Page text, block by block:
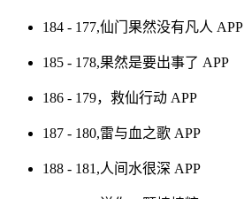
184 - 177,仙门果然没有凡人 APP
185 - 178,果然是要出事了 APP
186 - 179，救仙行动 APP
187 - 180,雷与血之歌 APP
188 - 181,人间水很深 APP